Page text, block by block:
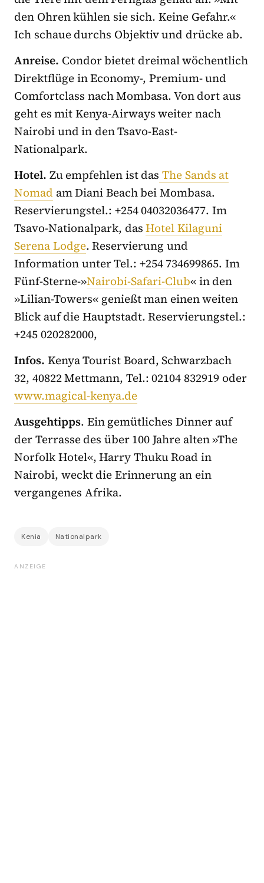
den Ohren kühlen sie sich. Keine Gefahr.«
Ich schaue durchs Objektiv und drücke ab.
Anreise. Condor bietet dreimal wöchentlich
Direktflüge in Economy-, Premium- und
Comfortclass nach Mombasa. Von dort aus
geht es mit Kenya-Airways weiter nach
Nairobi und in den Tsavo-East-
Nationalpark.
Hotel. Zu empfehlen ist das The Sands at
Nomad am Diani Beach bei Mombasa.
Reservierungstel.: +254 04032036477. Im
Tsavo-Nationalpark, dasHotel Kilaguni
Serena Lodge. Reservierung und
Information unter Tel.: +254 734699865. Im
Fünf-Sterne-»Nairobi-Safari-Club« in den
»Lilian-Towers« genießt man einen weiten
Blick auf die Hauptstadt. Reservierungstel.:
+245 020282000,
Infos. Kenya Tourist Board, Schwarzbach
32, 40822 Mettmann, Tel.: 02104 832919 oder
www.magical-kenya.de
Ausgehtipps. Ein gemütliches Dinner auf
der Terrasse des über 100 Jahre alten »The
Norfolk Hotel«, Harry Thuku Road in
Nairobi, weckt die Erinnerung an ein
vergangenes Afrika.
Kenia Nationalpark
ANZEIGE